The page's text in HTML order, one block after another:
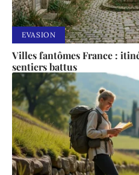
EVASION
Villes fantômes France :
sentiers battus